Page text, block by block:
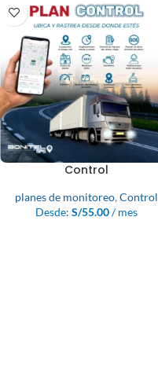
Control
planes de monitoreo, Control
Desde: S/55.00 / mes